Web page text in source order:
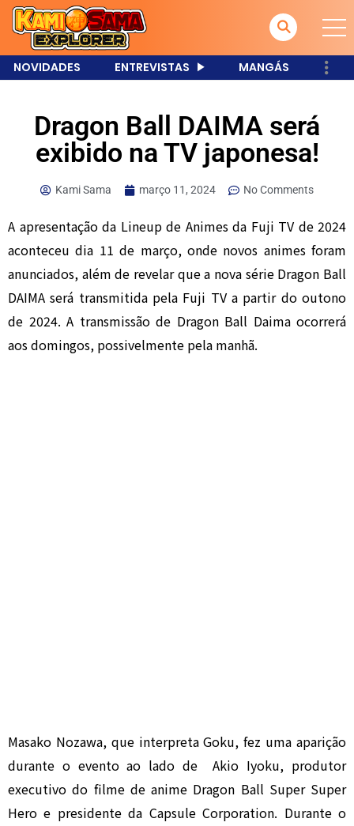
NOVIDADES ENTREVISTAS MANGÁS
Dragon Ball DAIMA será
exibido na TV japonesa!
Kami Sama março 11, 2024 No Comments
A apresentação da Lineup de Animes da Fuji TV de 2024
aconteceu dia 11 de março, onde novos animes foram
anunciados, além de revelar que a nova série Dragon Ball
DAIMA será transmitida pela Fuji TV a partir do outono
de 2024. A transmissão de Dragon Ball Daima ocorrerá
aos domingos, possivelmente pela manhã.
Masako Nozawa, que interpreta Goku, fez uma aparição
durante o evento ao lado de Akio Iyoku, produtor
executivo do filme de anime Dragon Ball Super Super
Hero e presidente da Capsule Corporation. Durante o